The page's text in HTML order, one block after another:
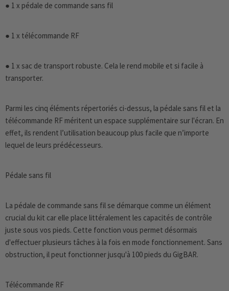
● 1 x pédale de commande sans fil
● 1 x télécommande RF
● 1 x sac de transport robuste. Cela le rend mobile et si facile à
transporter.
Parmi les cinq éléments répertoriés ci-dessus, la pédale sans fil et la
télécommande RF méritent un espace supplémentaire sur l'écran. En
effet, ils rendent l’utilisation beaucoup plus facile que n’importe
lequel de leurs prédécesseurs.
Pédale sans fil
La pédale de commande sans fil se démarque comme un élément
crucial du kit car elle place littéralement les capacités de contrôle
juste sous vos pieds. Cette fonction vous permet désormais
d'effectuer plusieurs tâches à la fois en mode fonctionnement. Sans
obstruction, il peut fonctionner jusqu'à 100 pieds du GigBAR.
Télécommande RF